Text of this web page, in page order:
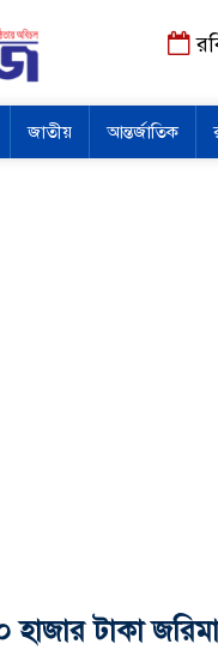
জাতীয় আন্তর্জাতিক
টাকা